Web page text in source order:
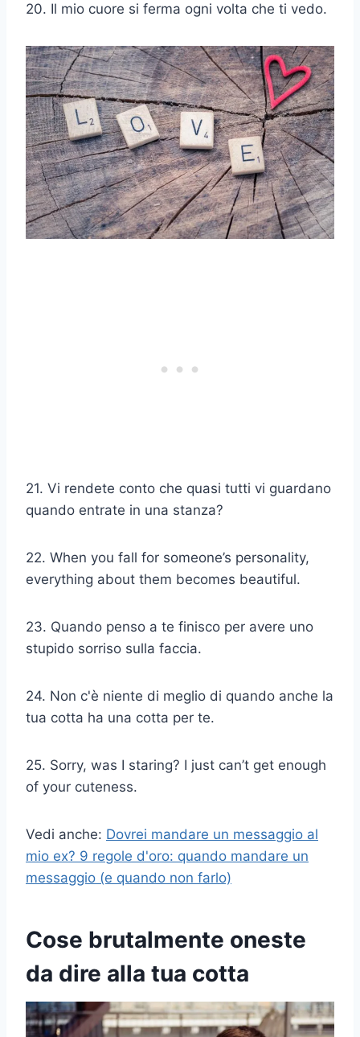
20. Il mio cuore si ferma ogni volta che ti vedo.
21. Vi rendete conto che quasi tutti vi guardano
quando entrate in una stanza?
22. When you fall for someone’s personality,
everything about them becomes beautiful.
23. Quando penso a te finisco per avere uno
stupido sorriso sulla faccia.
24. Non c'è niente di meglio di quando anche la
tua cotta ha una cotta per te.
25. Sorry, was I staring? I just can’t get enough
of your cuteness.
Vedi anche: Dovrei mandare un messaggio al
mio ex? 9 regole d'oro: quando mandare un
messaggio (e quando non farlo)
Cose brutalmente oneste
da dire alla tua cotta